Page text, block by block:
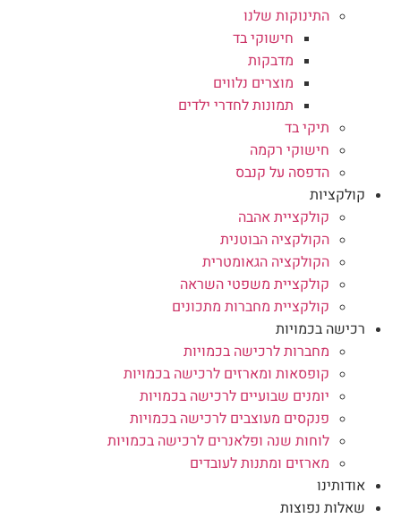
התינוקות שלנו
חישוקי בד
מדבקות
מוצרים נלווים
תמונות לחדרי ילדים
תיקי בד
חישוקי רקמה
הדפסה על קנבס
קולקציות
קולקציית אהבה
הקולקציה הבוטנית
הקולקציה הגאומטרית
קולקציית משפטי השראה
קולקציית מחברות מתכונים
רכישה בכמויות
מחברות לרכישה בכמויות
קופסאות ומארזים לרכישה בכמויות
יומנים שבועיים לרכישה בכמויות
פנקסים מעוצבים לרכישה בכמויות
לוחות שנה ופלאנרים לרכישה בכמויות
מארזים ומתנות לעובדים
אודותינו
שאלות נפוצות